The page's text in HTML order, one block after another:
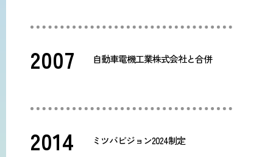
2007 自動車電機工業株式会社と合併
2014 ミツバビジョン2024制定